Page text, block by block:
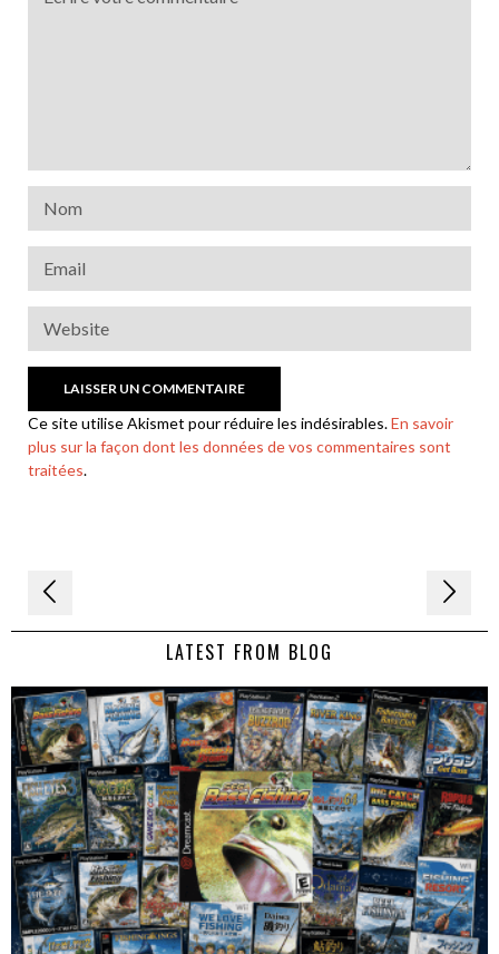
Ce site utilise Akismet pour réduire les indésirables.En savoir
plus sur la façon dont les données de vos commentaires sont
traitées.
Navigation
de LATEST FROM BLOG